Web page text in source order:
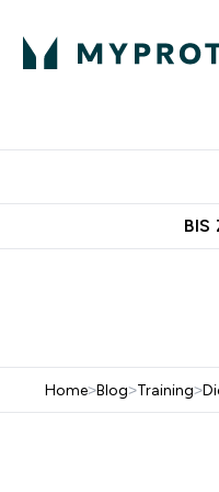
BIS
Home>Blog>Training>